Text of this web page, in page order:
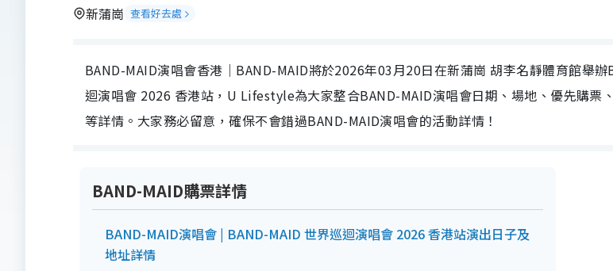
新蒲崗 查看好去處
BAND-MAID演唱會香港｜BAND-MAID將於2026年03月20日在新蒲崗 胡李名靜體育館舉辦
迴演唱會 2026 香港站，U Lifestyle為大家整合BAND-MAID演唱會日期、場地、優先購票
等詳情。大家務必留意，確保不會錯過BAND-MAID演唱會的活動詳情！
BAND-MAID購票詳情
BAND-MAID演唱會 | BAND-MAID 世界巡迴演唱會 2026 香港站演出日子及
地址詳情